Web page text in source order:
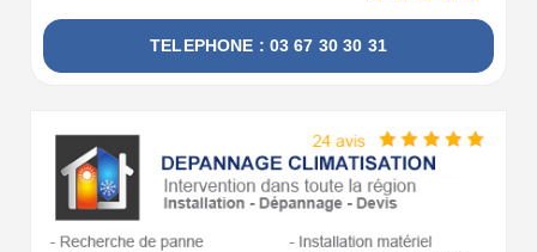
TELEPHONE : 03 67 30 30 31